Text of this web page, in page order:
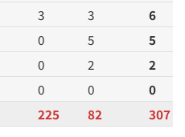
3 3
6
0 5
5
0 2
2
0 0
0
225 82 307